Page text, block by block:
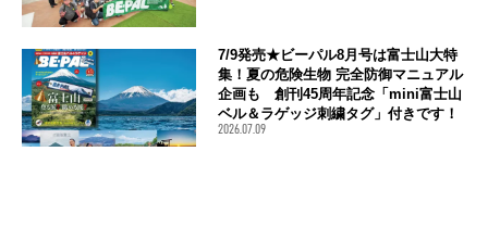
7/9発売★ビーパル8月号は富士山大特
集！夏の危険生物 完全防御マニュアル
企画も 創刊45周年記念「mini富士山
ベル＆ラゲッジ刺繍タグ」付きです！
2026.07.09